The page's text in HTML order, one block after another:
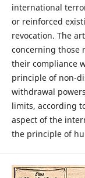
international
or reinforced
revocation. The
concerning those
their compliance
principle of non-
withdrawal
limits, according
aspect of the
the principle of